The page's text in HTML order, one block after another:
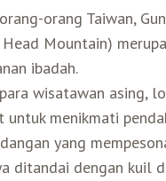
Senior
Dapat Diakses
orang Taiwan,
Head Mountain)
ibadah.
wisatawan asing,
untuk menikmati
yang
ditandai dengan kuil